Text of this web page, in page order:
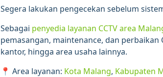
Segera lakukan pengecekan sebelum
Sebagai penyedia layanan CCTV area
pemasangan, maintenance, dan perbaikan
kantor, hingga area usaha lainnya.
📍 Area layanan: Kota Malang, Kabupaten